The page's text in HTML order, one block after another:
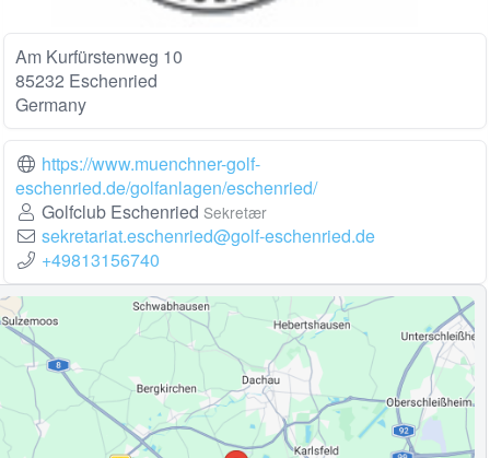
Am Kurfürstenweg 10
85232 Eschenried
Germany
https://www.muenchner-golf-
eschenried.de/golfanlagen/eschenried/
Golfclub Eschenried Sekretær
sekretariat.eschenried@golf-eschenried.de
+49813156740